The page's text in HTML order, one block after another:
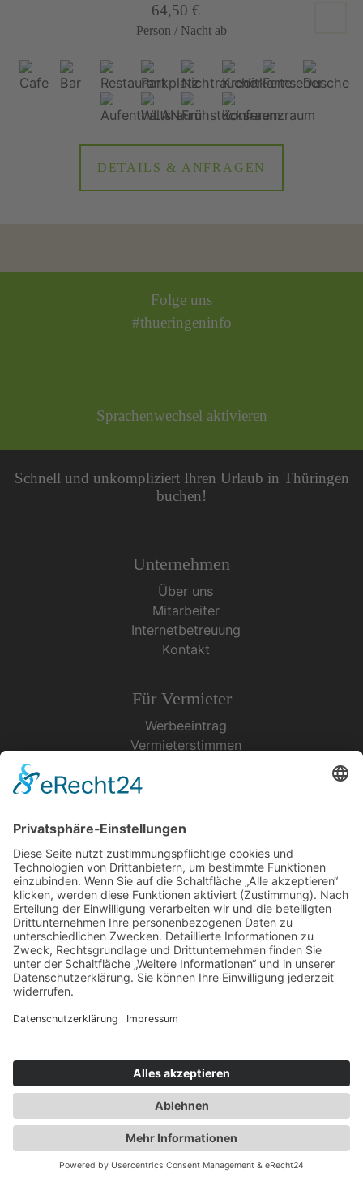
64,50 €
Person / Nacht ab
DETAILS & ANFRAGEN
Folge uns
#thueringeninfo
Sprachenwechsel aktivieren
Schnell und unkompliziert Ihren Urlaub in Thüringen
buchen!
Unternehmen
Über uns
Mitarbeiter
Internetbetreuung
Kontakt
Für Vermieter
Werbeeintrag
Vermieterstimmen
Urlaubsservice
Bücher, Karten & CD's
Ihre Anreise
Wetter
Links
Nutzungsbedingungen
Datenschutz
Reiseoasen.de
©2026 Internet-Service-Community|Cookie-Einstellungen